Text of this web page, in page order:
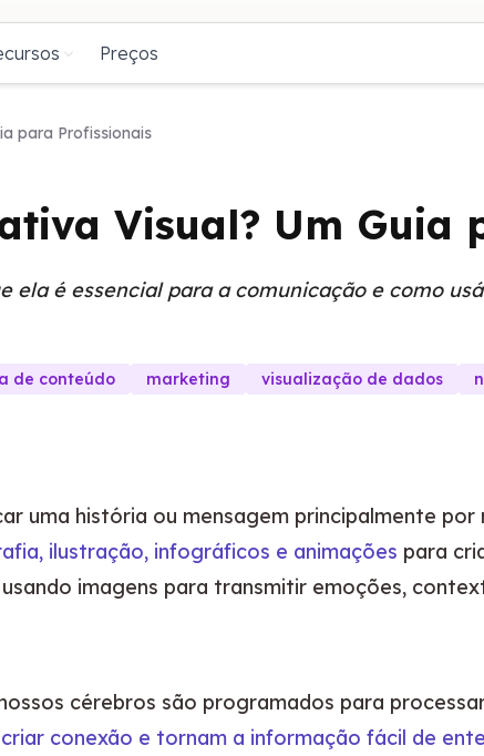
Preços
para Profissionais
Visual? Um Guia
ela é essencial para a comunicação e como
de conteúdo marketing visualização de dados
uma história ou mensagem principalmente
ilustração, infográficos e animações para
usando imagens para transmitir emoções,
cérebros são programados para
conexão e tornam a informação fácil de